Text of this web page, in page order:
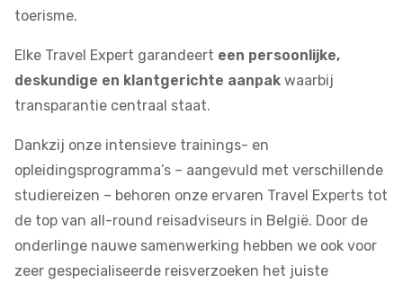
toerisme.
Elke Travel Expert garandeert een persoonlijke,
deskundige en klantgerichte aanpak waarbij
transparantie centraal staat.
Dankzij onze intensieve trainings- en
opleidingsprogramma’s – aangevuld met verschillende
studiereizen – behoren onze ervaren Travel Experts tot
de top van all-round reisadviseurs in België. Door de
onderlinge nauwe samenwerking hebben we ook voor
zeer gespecialiseerde reisverzoeken het juiste